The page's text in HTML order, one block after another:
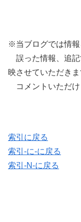
※当ブログでは情報
誤った情報、追記
映させていただき
コメントいただけ
索引に戻る
索引-に-に戻る
索引-N-に戻る